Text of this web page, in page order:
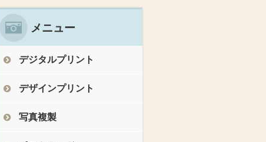
メニュー
デジタルプリント
デザインプリント
写真複製